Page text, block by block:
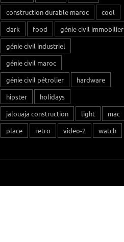
construction durable maroc
cool
dark
food
génie civil immobilier
génie civil industriel
génie civil maroc
génie civil pétrolier
hardware
hipster
holidays
jalouaja construction
light
mac
place
retro video-2 watch